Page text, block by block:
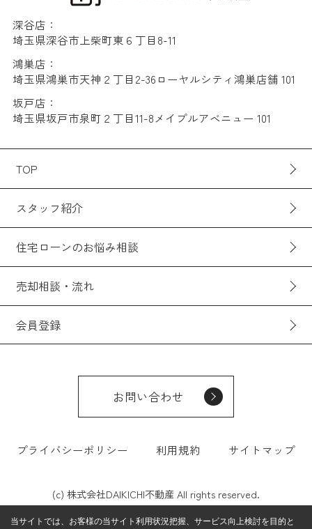
深谷店：
埼玉県深谷市上柴町東６丁目8-11
鴻巣店：
埼玉県鴻巣市天神２丁目2-36ローヤルシティ鴻巣店舗 101
坂戸店：
埼玉県坂戸市泉町２丁目11-8メイプルアベニュー 101
TOP
スタッフ紹介
住宅ローンのお悩み相談
売却相談・流れ
会員登録
お問い合わせ
プライバシーポリシー 利用規約 サイトマップ
(c) 株式会社DAIKICHI不動産 All rights reserved.
当サイトでは、お客様の当サイト利用状況把握、サービス向上検討を目的と